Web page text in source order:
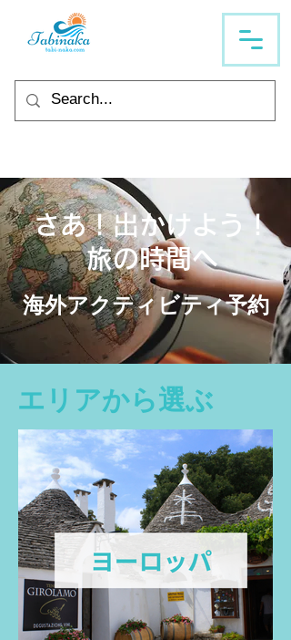
さあ！出かけよう！
旅の時間へ
海外アクティビティ予約
​エリアから選ぶ